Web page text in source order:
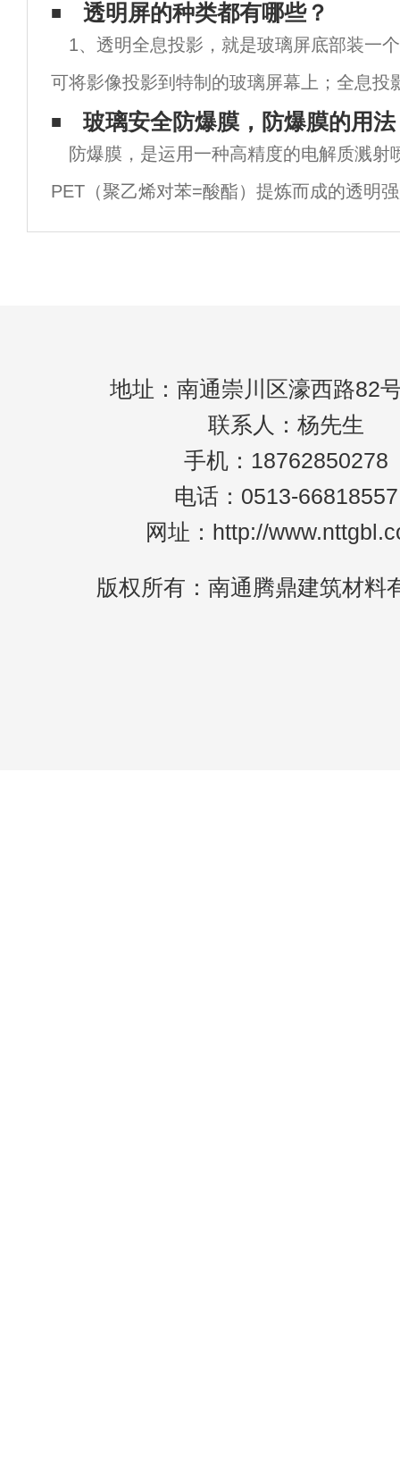
面，为了防止玻璃表面划伤，铺上桌布。在
放东西时，轻轻放置，避免碰撞。每天清洁
透明屏的种类都有哪些？
1、透明全息投影，就是玻璃屏底部装一
可将影像投影到特制的玻璃屏幕上；全息投
产生立体的空中幻象，还可以使幻象与表演
起完成表演，产生令人震撼的演出效果。适
玻璃安全防爆膜，防爆膜的用法
防爆膜，是运用一种高精度的电解质溅射
PET（聚乙烯对苯=酸酯）提炼而成的透明
维膜内入金属原子层，具备高强度的粘结力
地址：南通崇川区濠西路82
联系人：杨先生
手机：18762850278
电话：0513-66818557
网址：http://
版权所有：南通腾鼎建筑材料